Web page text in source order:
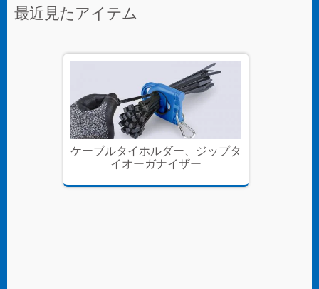
最近見たアイテム
ケーブルタイホルダー、ジップタ
イオーガナイザー